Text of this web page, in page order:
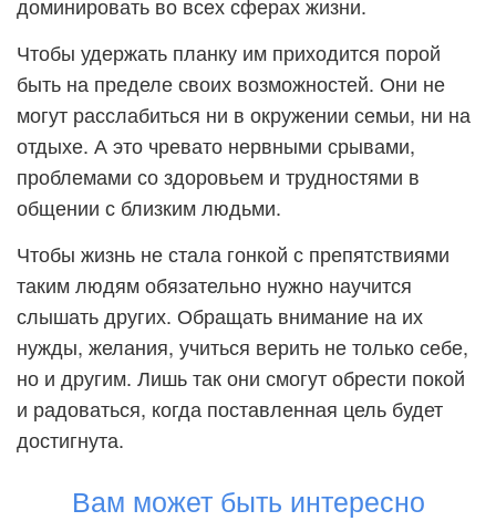
Чтобы удержать планку им приходится порой
быть на пределе своих возможностей. Они не
могут расслабиться ни в окружении семьи, ни на
отдыхе. А это чревато нервными срывами,
проблемами со здоровьем и трудностями в
общении с близким людьми.
Чтобы жизнь не стала гонкой с препятствиями
таким людям обязательно нужно научится
слышать других. Обращать внимание на их
нужды, желания, учиться верить не только себе,
но и другим. Лишь так они смогут обрести покой
и радоваться, когда поставленная цель будет
достигнута.
Вам может быть интересно